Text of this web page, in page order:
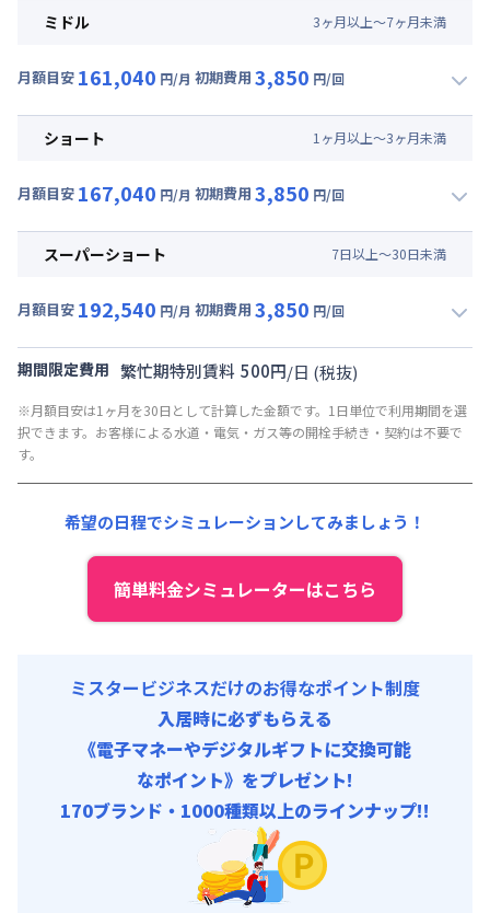
月額賃料目安(30日利用)
光熱費他 : 26,400円/月 (880円/日) (税抜)
その他費用 :
初期費用
ミドル 3ヶ月以上～7ヶ月未満
月額目安 161,040 円/月 初期費用 3,850 円/回
月額賃料目安(30日利用)
光熱費他 : 26,400円/月 (880円/日) (税抜)
その他費用 :
初期費用
ショート 1 ヶ月以上～3ヶ月未満
月額目安 167,040 円/月 初期費用 3,850 円/回
月額賃料目安(30日利用)
光熱費他 : 26,400円/月 (880円/日) (税抜)
その他費用 :
初期費用
事務手数料 : 3,000円/回 (税抜)
スーパーショート 7日以上～30日未満
月額目安 192,540 円/月 初期費用 3,850 円/回
月額賃料目安(30日利用)
光熱費他 : 26,400円/月 (880円/日) (税抜)
清掃料他 :
その他費用 :
初期費用
事務手数料 : 3,000円/回 (税抜)
期間限定費用 繁忙期特別賃料 500円/日 (税抜)
※月額目安は1ヶ月を30日として計算した金額です。1日単位で利用期間を選
択できます。お客様による水道・電気・ガス等の開栓手続き・契約は不要で
す。
希望の日程でシミュレーションしてみましょう！
簡単料金シミュレーターはこちら
ミスタービジネスだけのお得なポイント制度
入居時に必ずもらえる
《電子マネーやデジタルギフトに交換可能
なポイント》をプレゼント!
170ブランド・1000種類以上のラインナップ!!